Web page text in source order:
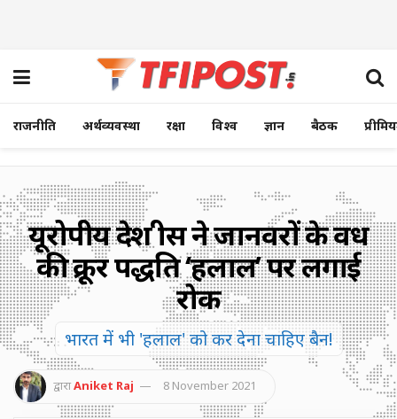
राजनीति अर्थव्यवस्था रक्षा विश्व ज्ञान बैठक
यूरोपीय देश ग्रीस ने जानवरों के वध
की क्रूर पद्धति ‘हलाल’ पर लगाई
रोक
भारत में भी 'हलाल' को कर देना चाहिए बैन!
द्वाराAniket Raj 8 November 2021